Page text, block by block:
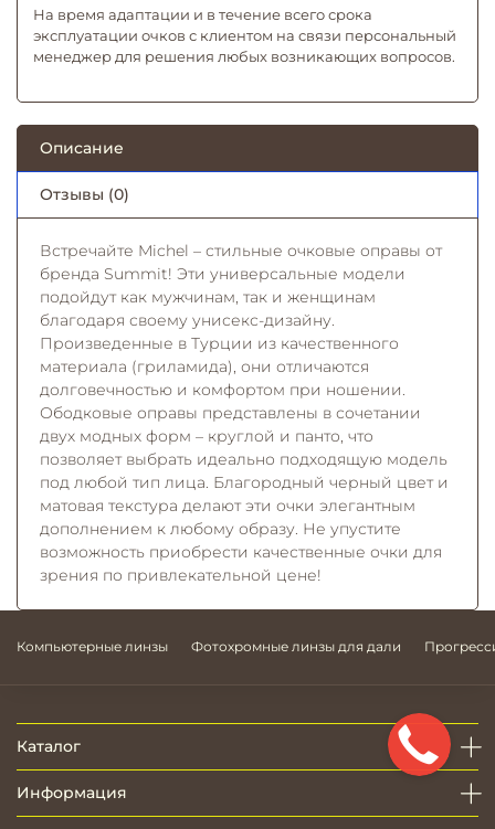
На время адаптации и в течение всего срока
эксплуатации очков с клиентом на связи персональный
менеджер для решения любых возникающих вопросов.
Описание
Отзывы (0)
Встречайте Michel – стильные очковые оправы от
бренда Summit! Эти универсальные модели
подойдут как мужчинам, так и женщинам
благодаря своему унисекс-дизайну.
Произведенные в Турции из качественного
материала (гриламида), они отличаются
долговечностью и комфортом при ношении.
Ободковые оправы представлены в сочетании
двух модных форм – круглой и панто, что
позволяет выбрать идеально подходящую модель
под любой тип лица. Благородный черный цвет и
матовая текстура делают эти очки элегантным
дополнением к любому образу. Не упустите
возможность приобрести качественные очки для
зрения по привлекательной цене!
Компьютерные линзы Фотохромные линзы для дали
Каталог
Информация